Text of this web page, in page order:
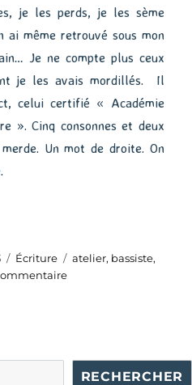
je les perds, je les sème
ai même retrouvé sous mon
Je ne compte plus ceux
je les avais mordillés. Il
celui certifié « Académie
». Cinq consonnes et deux
Un mot de droite. On
Catégories
Écriture Étiquettes
atelier, bassiste,
sur
RECHERCHER